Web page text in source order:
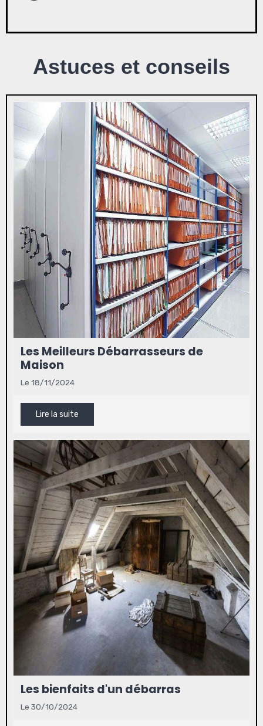
Astuces et conseils
Les Meilleurs Débarrasseurs de
Maison
Le 18/11/2024
Lire la suite
Les bienfaits d'un débarras
Le 30/10/2024